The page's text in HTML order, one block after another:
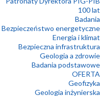
100 lat
Badania
Bezpieczeństwo energetyczne
Energia i klimat
Bezpieczna infrastruktura
Geologia a zdrowie
Badania podstawowe
OFERTA
Geofizyka
Geologia inżynierska